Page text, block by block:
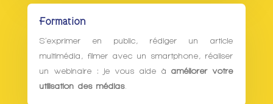
Formation
S’exprimer en public, rédiger un article
multimédia, filmer avec un smartphone, réaliser
un webinaire : je vous aide àaméliorer votre
utilisation des médias.